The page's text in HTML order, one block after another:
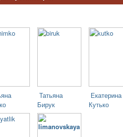
Татьяна
Бирук
Екатерина
Кутько